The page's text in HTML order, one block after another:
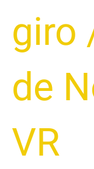
giro
de
VR